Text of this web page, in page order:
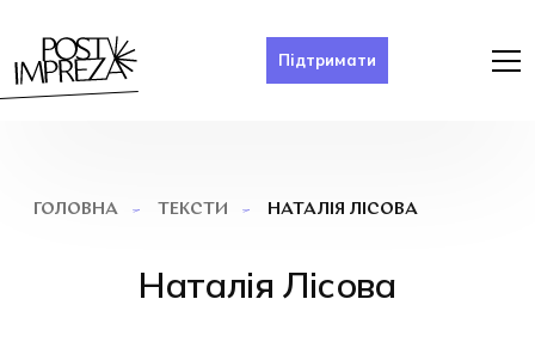
Підтримати
ГОЛОВНА ТЕКСТИ НАТАЛІЯ ЛІСОВА
Наталія Лісова